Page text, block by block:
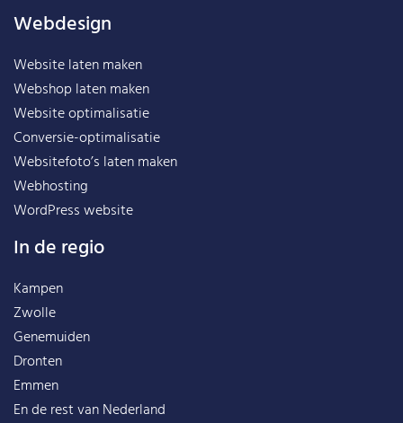
Webdesign
Website laten maken
Webshop laten maken
Website optimalisatie
Conversie-optimalisatie
Websitefoto’s laten maken
Webhosting
WordPress website
In de regio
Kampen
Zwolle
Genemuiden
Dronten
Emmen
En de rest vanNederland